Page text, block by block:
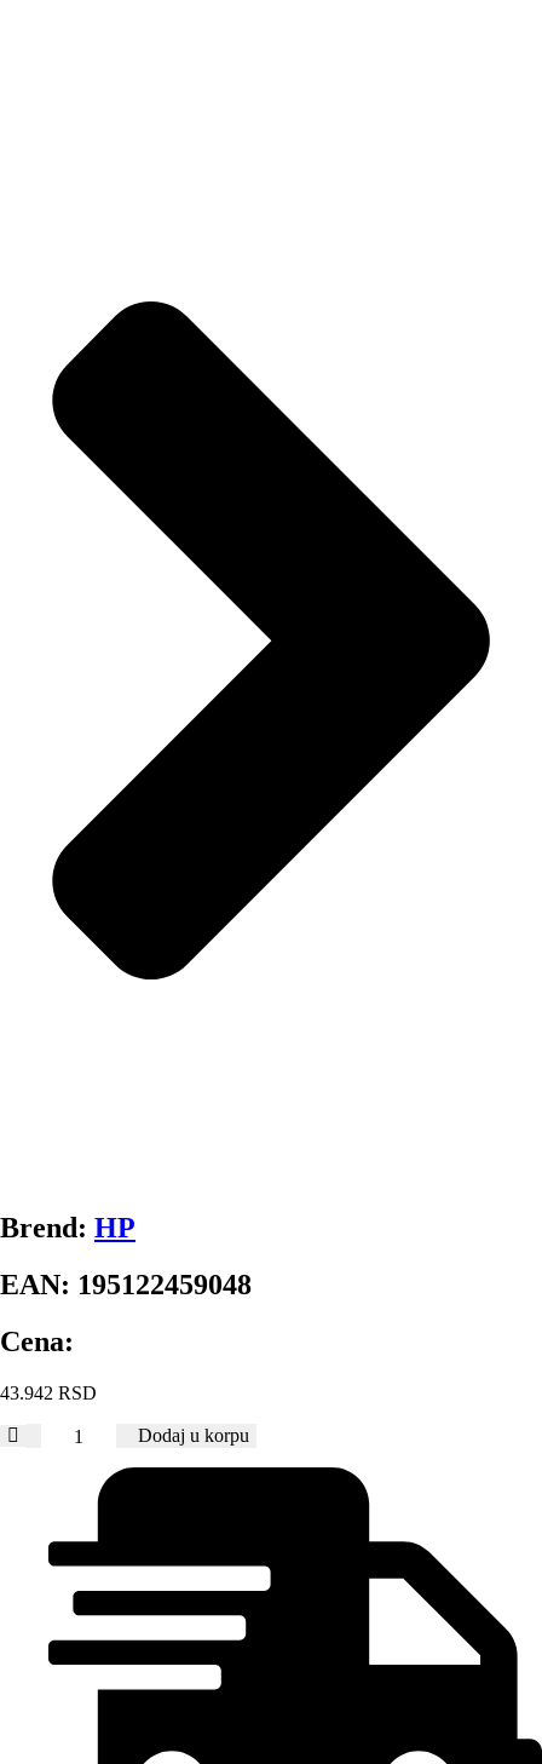
Brend: HP
EAN: 195122459048
Cena:
43.942 RSD
MFP
štampač/skener/kopir/fax/duplex/LAN/Wi-
Fi
količina
Dodaj u korpu